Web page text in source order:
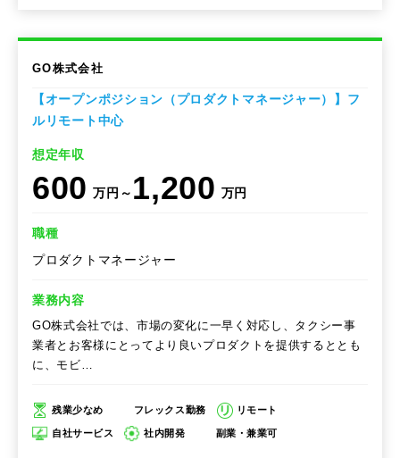
GO株式会社
【オープンポジション（プロダクトマネージャー）】フ
ルリモート中心
想定年収
600 万円～ 1,200 万円
職種
プロダクトマネージャー
業務内容
GO株式会社では、市場の変化に一早く対応し、タクシー事
業者とお客様にとってより良いプロダクトを提供するととも
に、モビ…
残業少なめ フレックス勤務 リモート
自社サービス 社内開発 副業・兼業可